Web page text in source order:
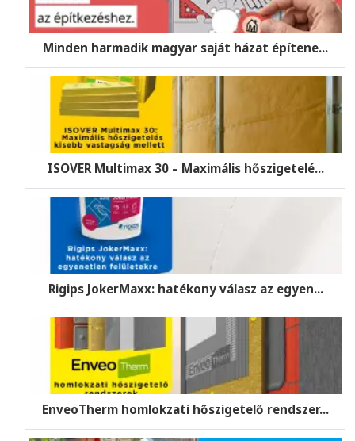
Minden harmadik magyar saját házat építene...
ISOVER Multimax 30 – Maximális hőszigetelé...
Rigips JokerMaxx: hatékony válasz az egyen...
EnveoTherm homlokzati hőszigetelő rendszer...